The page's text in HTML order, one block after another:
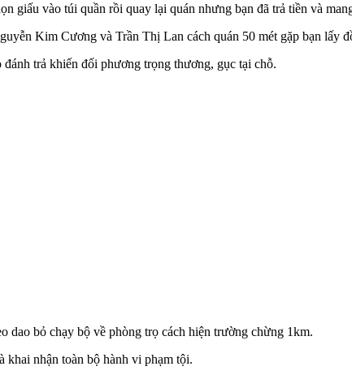
giấu vào túi quần rồi quay lại quán nhưng bạn đã trả tiền và
Kim Cương và Trần Thị Lan cách quán 50 mét gặp bạn lấy
trả khiến đối phương trọng thương, gục tại chỗ.
dao bỏ chạy bộ về phòng trọ cách hiện trường chừng 1km.
khai nhận toàn bộ hành vi phạm tội.